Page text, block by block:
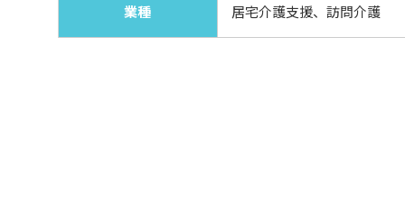
業種 居宅介護支援、訪問介護